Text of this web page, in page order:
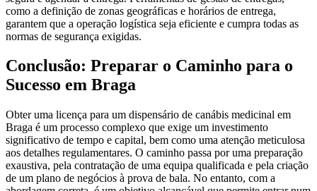
como a definição de zonas geográficas e horários de entrega,
garantem que a operação logística seja eficiente e cumpra todas as
normas de segurança exigidas.
Conclusão: Preparar o Caminho para o
Sucesso em Braga
Obter uma licença para um dispensário de canábis medicinal em
Braga é um processo complexo que exige um investimento
significativo de tempo e capital, bem como uma atenção meticulosa
aos detalhes regulamentares. O caminho passa por uma preparação
exaustiva, pela contratação de uma equipa qualificada e pela criação
de um plano de negócios à prova de bala. No entanto, com a